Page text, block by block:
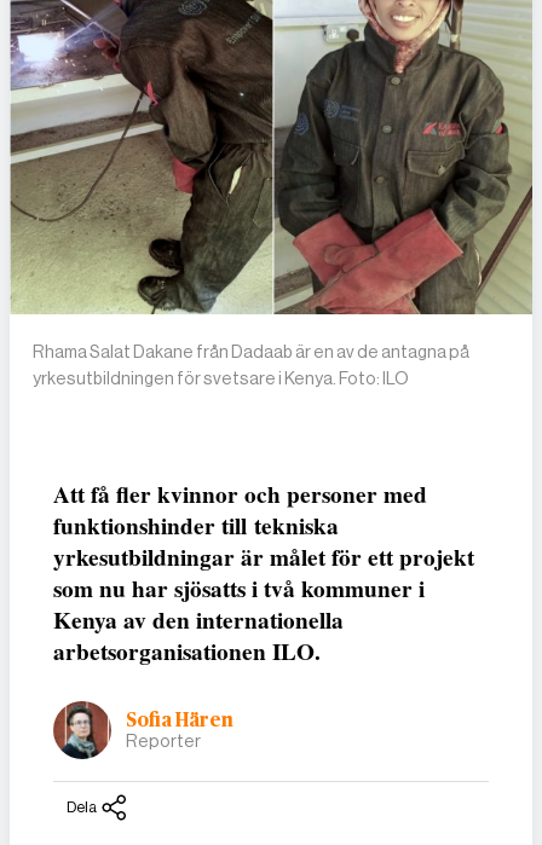
Rhama Salat Dakane från Dadaab är en av de antagna på
yrkesutbildningen för svetsare i Kenya. Foto: ILO
Att få fler kvinnor och personer med
funktionshinder till tekniska
yrkesutbildningar är målet för ett projekt
som nu har sjösatts i två kommuner i
Kenya av den internationella
arbetsorganisationen ILO.
Sofia Hären
Reporter
Dela